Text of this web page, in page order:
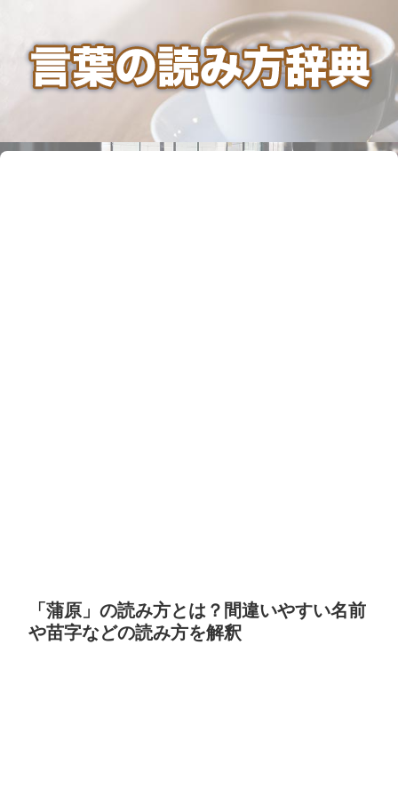
「蒲原」の読み方とは？間違いやすい名前
や苗字などの読み方を解釈